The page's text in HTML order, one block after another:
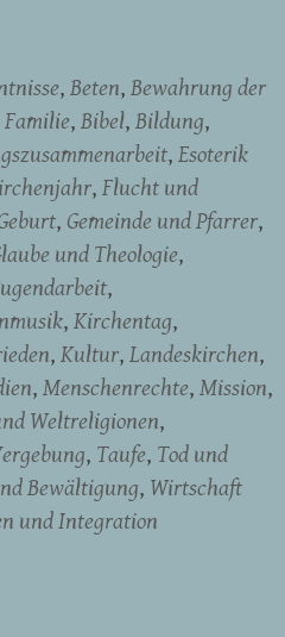
Beten Bewahrung der
Bibel Bildung
Esoterik
Flucht und
Gemeinde und Pfarrer
und Theologie
Kirchentag
Kultur Landeskirchen
Menschenrechte Mission
Weltreligionen
Taufe Tod und
Bewältigung Wirtschaft
und Integration